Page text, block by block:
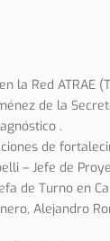
la Red ATRAE
de la
.
de
– Jefe de
de Turno en
Alejandro